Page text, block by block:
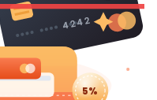
4242
5%